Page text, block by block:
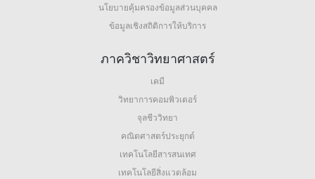
นโยบายคุ้มครองข้อมูลส่วนบุคคล
ข้อมูลเชิงสถิติการให้บริการ
ภาควิชาวิทยาศาสตร์
เคมี
วิทยาการคอมพิวเตอร์
จุลชีววิทยา
คณิตศาสตร์ประยุกต์
เทคโนโลยีสารสนเทศ
เทคโนโลยีสิ่งแวดล้อม